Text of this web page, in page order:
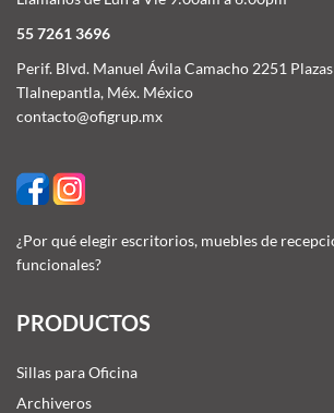
55 7261 3696
Perif. Blvd. Manuel Ávila Camacho 2251
Tlalnepantla, Méx. México
contacto@ofigrup.mx
¿Por qué elegir escritorios, muebles de
funcionales?
PRODUCTOS
Sillas para Oficina
Archiveros